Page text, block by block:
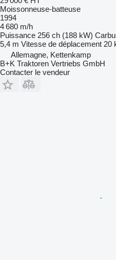
Moissonneuse-batteuse
1994
4 680 m/h
Puissance 256 ch (188 kW)
5,4 m Vitesse de déplacement 20
Allemagne, Kettenkamp
B+K Traktoren Vertriebs GmbH
Contacter le vendeur